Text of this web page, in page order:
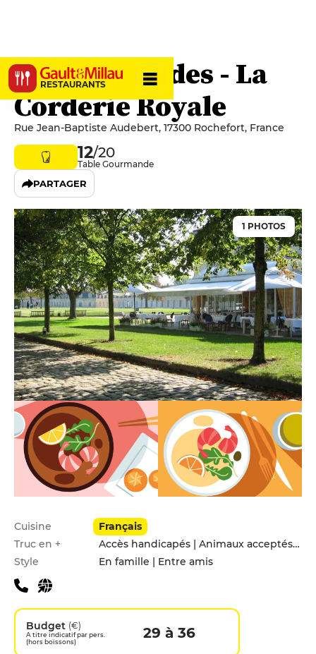
RESTAURANTS
Les Longitudes - La
Corderie Royale
Rue Jean-Baptiste Audebert, 17300 Rochefort, France
12/20
Table Gourmande
PARTAGER
1 PHOTOS
Infos pratiques
Cuisine
Français
Truc en +
Accès handicapés | Animaux acceptés | Hébergement | Parking privé
Style
En famille | Entre amis
Budget (€)
A titre indicatif par pers.
(hors boissons)
29 à 36